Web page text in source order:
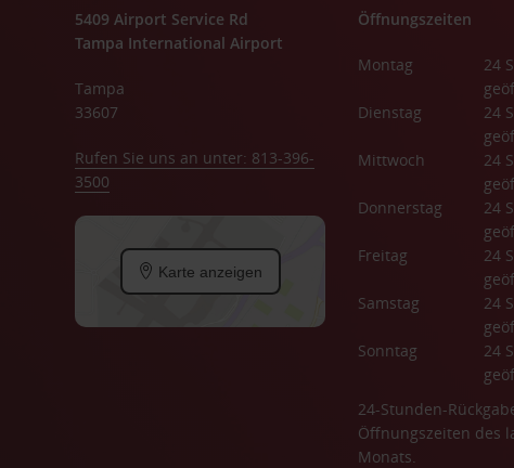
5409 Airport Service Rd
Tampa International Airport
Tampa
33607
Rufen Sie uns an unter: 813-396-
3500
Karte anzeigen
Öffnungszeiten
Montag
24
Dienstag
24
Mittwoch
24
Donnerstag
24
Freitag
24
Samstag
24
Sonntag
24
24-Stunden-
Öffnungszeiten des
Monats.